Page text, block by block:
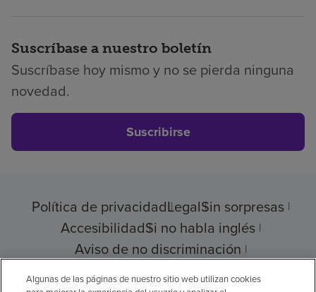
Suscríbase a nuestro boletín
Suscríbase hoy mismo y no se pierda ninguna
novedad.
Suscribirse
Política de privacidadLegalSin sorpresas
AccesibilidadSi no habla inglés
Aviso de no discriminación
Cumplimiento de los proveedores
Algunas de las páginas de nuestro sitio web utilizan cookies